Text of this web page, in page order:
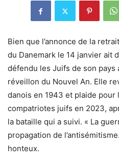
Bien que l’annonce de la
du Danemark le 14 janvier ait
défendu les Juifs de son
réveillon du Nouvel An. Elle
danois en 1943 et plaide pour
compatriotes juifs en 2023,
la bataille qui a suivi. « La
propagation de
honteux.